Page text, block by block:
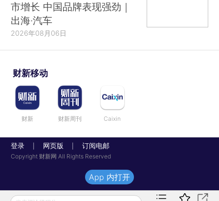
市增长 中国品牌表现强劲｜
出海·汽车
2026年08月06日
财新移动
财新 财新周刊 Caixin
登录 网页版 订阅电邮
Copyright 财新网 All Rights Reserved
App 内打开